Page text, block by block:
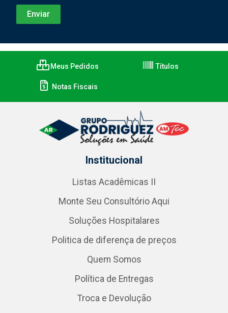
Meus Pedidos Títulos
Notas Fiscais
Institucional
Listas Acadêmicas II
Monte Seu Consultório Aqui
Soluções Hospitalares
Politica de diferença de preços
Quem Somos
Política de Entregas
Troca e Devolução